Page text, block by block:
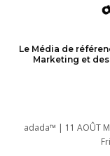
Le Média de
Marketing et
adada™ | 11 AOÛT